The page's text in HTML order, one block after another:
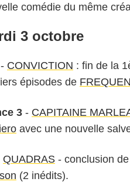
comédie du même
3 octobre
- CONVICTION : fin de la
épisodes de
3 - CAPITAINE
avec une nouvelle
QUADRAS - conclusion
(2 inédits).